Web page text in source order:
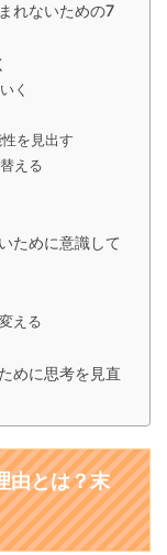
れないための7
く
を見出す
える
ために意識して
える
めに思考を見直
由とは？末